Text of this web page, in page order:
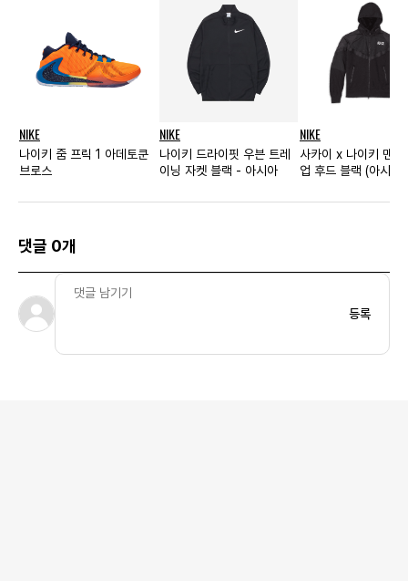
NIKE
나이키 줌 프릭 1 아데토쿤
브로스
NIKE
나이키 드라이핏 우븐 트레
이닝 자켓 블랙 - 아시아
NIKE
사카이 x 나이키 맨즈
업 후드 블랙 (아시아)
댓글 0개
등록